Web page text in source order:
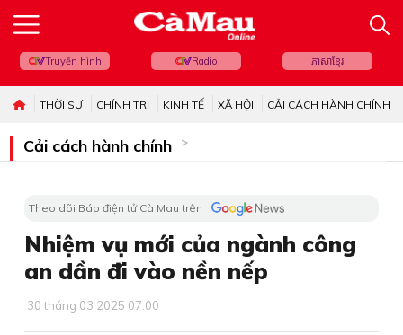
Truyền hình Radio ភាសាខ្មែរ
THỜI SỰ CHÍNH TRỊ KINH TẾ XÃ HỘI CẢI CÁCH HÀNH CHÍNH
Cải cách hành chính
Theo dõi Báo điện tử Cà Mau trên
Nhiệm vụ mới của ngành công
an dần đi vào nền nếp
30 tháng 03 2025 07:00